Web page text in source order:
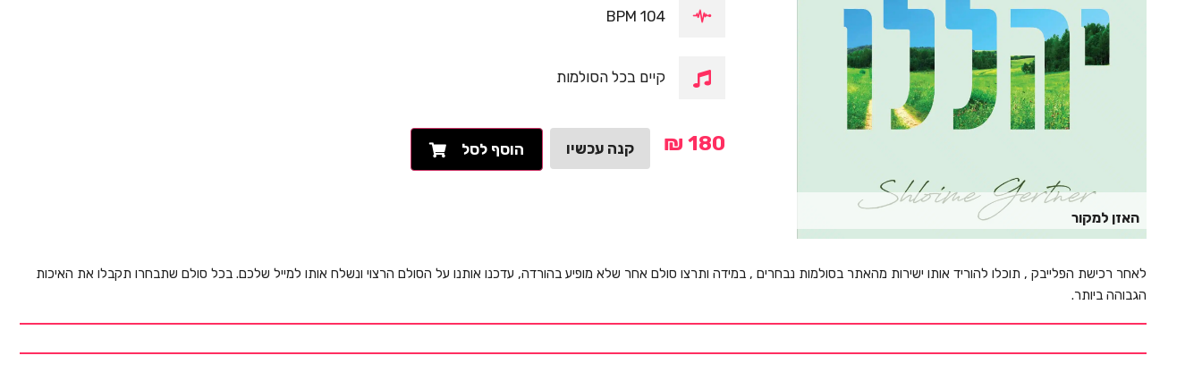
האזן למקור
104 BPM
קיים בכל הסולמות
₪ 180 קנה עכשיו הוסף לסל
לאחר רכישת הפלייבק , תוכלו להוריד אותו ישירות מהאתר בסולמות נבחרים , במידה ותרצו סולם אחר שלא מופיע בהורדה, עדכנו אותנו על הסולם הרצוי ונשלח אותו למייל שלכם. בכל סולם שתבחרו תקבלו את האיכות
הגבוהה ביותר.